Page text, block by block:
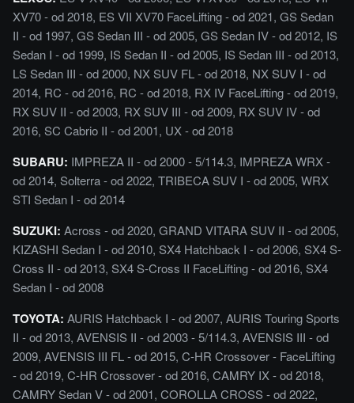
XV70 - od 2018, ES VII XV70 FaceLifting - od 2021, GS Sedan
II - od 1997, GS Sedan III - od 2005, GS Sedan IV - od 2012, IS
Sedan I - od 1999, IS Sedan II - od 2005, IS Sedan III - od 2013,
LS Sedan III - od 2000, NX SUV FL - od 2018, NX SUV I - od
2014, RC - od 2016, RC - od 2018, RX IV FaceLifting - od 2019,
RX SUV II - od 2003, RX SUV III - od 2009, RX SUV IV - od
2016, SC Cabrio II - od 2001, UX - od 2018
SUBARU: IMPREZA II - od 2000 - 5/114.3, IMPREZA WRX -
od 2014, Solterra - od 2022, TRIBECA SUV I - od 2005, WRX
STI Sedan I - od 2014
SUZUKI: Across - od 2020, GRAND VITARA SUV II - od 2005,
KIZASHI Sedan I - od 2010, SX4 Hatchback I - od 2006, SX4 S-
Cross II - od 2013, SX4 S-Cross II FaceLifting - od 2016, SX4
Sedan I - od 2008
TOYOTA: AURIS Hatchback I - od 2007, AURIS Touring Sports
II - od 2013, AVENSIS II - od 2003 - 5/114.3, AVENSIS III - od
2009, AVENSIS III FL - od 2015, C-HR Crossover - FaceLifting
- od 2019, C-HR Crossover - od 2016, CAMRY IX - od 2018,
CAMRY Sedan V - od 2001, COROLLA CROSS - od 2022,